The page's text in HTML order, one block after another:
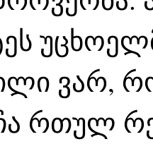
ვარ,
რთულ